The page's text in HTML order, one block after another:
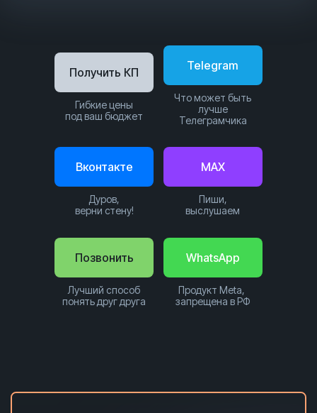
Позвонить
Лучший способ
понять друг друга
WhatsApp
Продукт Meta,
запрещена в РФ
Telegram
Что может быть
лучше
Телеграмчика
Вконтакте
Дуров,
верни стену!
Получить КП
Гибкие цены
под ваш бюджет
MAX
Пиши,
выслушаем